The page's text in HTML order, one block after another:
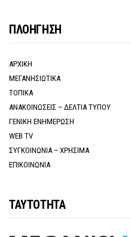
ΠΛΟΗΓΗΣΗ
ΑΡΧΙΚΗ
ΜΕΓΑΝΗΣΙΩΤΙΚΑ
ΤΟΠΙΚΑ
ΑΝΑΚΟΙΝΩΣΕΙΣ – ΔΕΛΤΙΑ ΤΥΠΟΥ
ΓΕΝΙΚΗ ΕΝΗΜΕΡΩΣΗ
WEB TV
ΣΥΓΚΟΙΝΩΝΙΑ – ΧΡΗΣΙΜΑ
ΕΠΙΚΟΙΝΩΝΙΑ
ΤΑΥΤΟΤΗΤΑ